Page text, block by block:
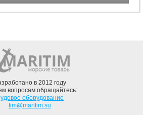
в 2012 году
вопросам обращайтесь:
оборудование
tim@maritim.su